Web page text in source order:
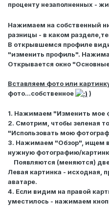
проценту незаполненных -
Нажимаем на собственный
разницы - в каком
В открывшемся профиле
"изменить профиль".
Открывается окно
Вставляем фото или
фото...собственное
)
1. Нажимаем "Изменить мое
2. Смотрим, чтобы зеленая
"Использовать мою
3. Нажимаем "Обзор", ищем в
нужную фотографию/
Появляются (меняются)
Левая картинка - исходная,
аватаре.
4. Если видим на правой
уместилось - нажимаем